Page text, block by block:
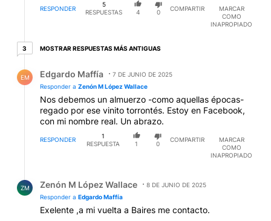
RESPONDER
5
RESPUESTAS
4 0
COMPARTIR
MARCAR
COMO
INAPROPIADO
33 respuestas más antiguas
MOSTRAR RESPUESTAS MÁS ANTIGUAS
EM Edgardo Maffía
7 DE JUNIO DE 2025
Responder a Zenón M López Wallace
Nos debemos un almuerzo -como aquellas épocas-
regado por ese vinito torrontés. Estoy en Facebook,
con mi nombre real. Un abrazo.
RESPONDER
1
RESPUESTA
1 0
COMPARTIR
MARCAR
COMO
INAPROPIADO
ZM Zenón M López Wallace
8 DE JUNIO DE 2025
Responder a Edgardo Maffía
Exelente ,a mi vuelta a Baires me contacto.